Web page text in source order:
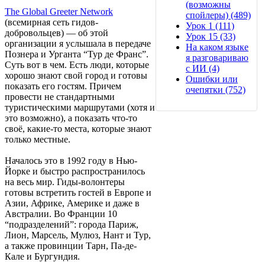
The Global Greeter Network
(всемирная сеть гидов-
добровольцев) — об этой
организации я услышала в передаче
Познера и Урганта “Тур де Франс”.
Суть вот в чем. Есть люди, которые
хорошо знают свой город и готовы
показать его гостям. Причем
провести не стандартными
туристическими маршрутами (хотя и
это возможно), а показать что-то
своё, какие-то места, которые знают
только местные.
Началось это в 1992 году в Нью-
Йорке и быстро распространилось
на весь мир. Гиды-волонтеры
готовы встретить гостей в Европе и
Азии, Африке, Америке и даже в
Австралии. Во Франции 10
“подразделений”: города Париж,
Лион, Марсель, Мулюз, Нант и Тур,
а также провинции Тарн, Па-де-
Кале и Бургундия.
(возможны
спойлеры) (489)
Урок 1 (111)
Урок 15 (33)
На каком языке
я разговариваю
с ИИ (4)
Ошибки или
очепятки (752)